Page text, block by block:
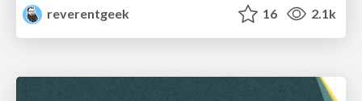
reverentgeek
16 2.1k